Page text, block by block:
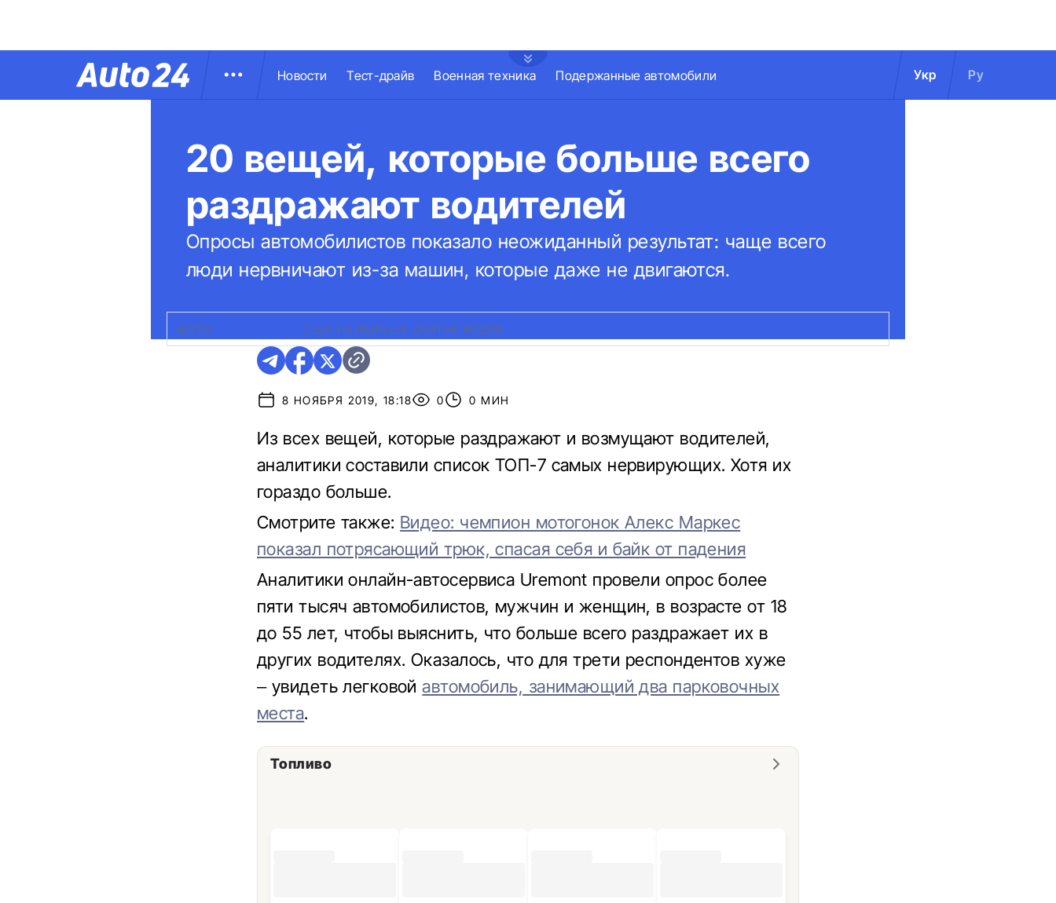
Новости Тест-драйв Военная техника Подержанные автомобили Укр Ру
20 вещей, которые больше всего
раздражают водителей
Опросы автомобилистов показало неожиданный результат: чаще всего
люди нервничают из-за машин, которые даже не двигаются.
ФОТО: ЩО НАЙБІЛЬШЕ ДРАТУЄ ВОДІЇВ
8 НОЯБРЯ 2019, 18:18 0 0 МИН
Из всех вещей, которые раздражают и возмущают водителей,
аналитики составили список ТОП-7 самых нервирующих. Хотя их
гораздо больше.
Смотрите также: Видео: чемпион мотогонок Алекс Маркес
показал потрясающий трюк, спасая себя и байк от падения
Аналитики онлайн-автосервиса Uremont провели опрос более
пяти тысяч автомобилистов, мужчин и женщин, в возрасте от 18
до 55 лет, чтобы выяснить, что больше всего раздражает их в
других водителях. Оказалось, что для трети респондентов хуже
– увидеть легковойавтомобиль, занимающий два парковочных
места.
Топливо